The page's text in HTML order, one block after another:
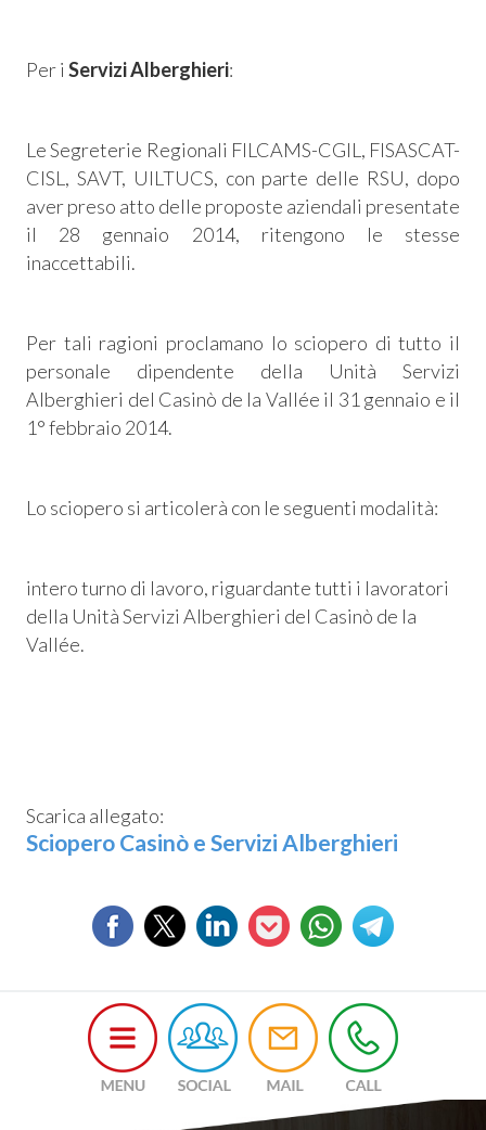
Per i Servizi Alberghieri:
Le Segreterie Regionali FILCAMS-CGIL, FISASCAT-
CISL, SAVT, UILTUCS, con parte delle RSU, dopo
aver preso atto delle proposte aziendali presentate
il 28 gennaio 2014, ritengono le stesse
inaccettabili.
Per tali ragioni proclamano lo sciopero di tutto il
personale dipendente della Unità Servizi
Alberghieri del Casinò de la Vallée il 31 gennaio e il
1° febbraio 2014.
Lo sciopero si articolerà con le seguenti modalità:
intero turno di lavoro, riguardante tutti i lavoratori
della Unità Servizi Alberghieri del Casinò de la
Vallée.
Scarica allegato:
Sciopero Casinò e Servizi Alberghieri